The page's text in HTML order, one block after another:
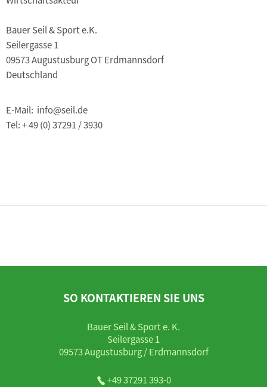
Bauer Seil & Sport e.K.
Seilergasse 1
09573 Augustusburg OT Erdmannsdorf
Deutschland
E-Mail: info@seil.de
Tel: + 49 (0) 37291 / 3930
SO KONTAKTIEREN SIE UNS
Bauer Seil & Sport e. K.
Seilergasse 1
09573 Augustusburg / Erdmannsdorf
+49 37291 393-0